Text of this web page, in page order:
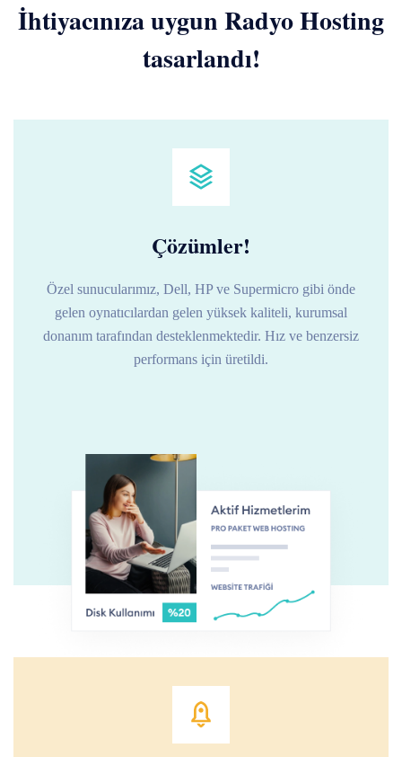
İhtiyacınıza uygun Radyo Hosting
tasarlandı!
Çözümler!
Özel sunucularımız, Dell, HP ve Supermicro gibi önde
gelen oynatıcılardan gelen yüksek kaliteli, kurumsal
donanım tarafından desteklenmektedir. Hız ve benzersiz
performans için üretildi.